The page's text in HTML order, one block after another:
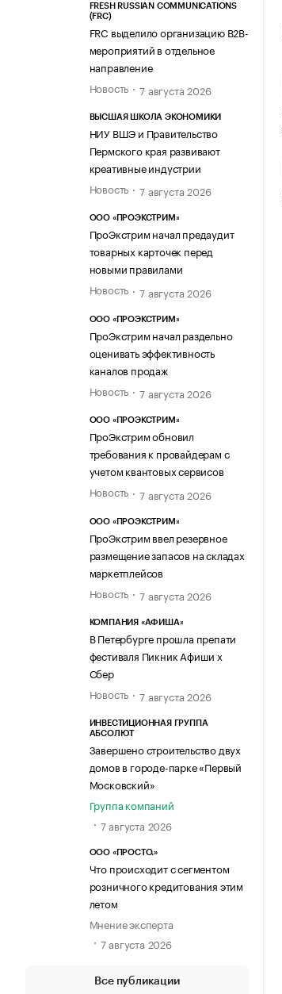
FRESH RUSSIAN COMMUNICATIONS
(FRC)
FRC выделило организацию B2B-
мероприятий в отдельное
направление
Новость
7 августа 2026
ВЫСШАЯ ШКОЛА ЭКОНОМИКИ
НИУ ВШЭ и Правительство
Пермского края развивают
креативные индустрии
Новость
7 августа 2026
ООО «ПРОЭКСТРИМ»
ПроЭкстрим начал предаудит
товарных карточек перед
новыми правилами
Новость
7 августа 2026
ООО «ПРОЭКСТРИМ»
ПроЭкстрим начал раздельно
оценивать эффективность
каналов продаж
Новость
7 августа 2026
ООО «ПРОЭКСТРИМ»
ПроЭкстрим обновил
требования к провайдерам с
учетом квантовых сервисов
Новость
7 августа 2026
ООО «ПРОЭКСТРИМ»
ПроЭкстрим ввел резервное
размещение запасов на складах
маркетплейсов
Новость
7 августа 2026
КОМПАНИЯ «АФИША»
В Петербурге прошла препати
фестиваля Пикник Афиши х
Сбер
Новость
7 августа 2026
ИНВЕСТИЦИОННАЯ ГРУППА
АБСОЛЮТ
Завершено строительство двух
домов в городе-парке «Первый
Московский»
Группа компаний
7 августа 2026
ООО «ПРОСТО.»
Что происходит с сегментом
розничного кредитования этим
летом
Мнение эксперта
7 августа 2026
Все публикации